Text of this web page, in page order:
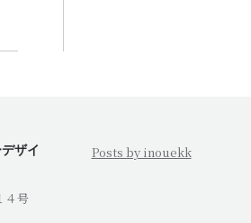
ザイ
４号
Posts by inouekk